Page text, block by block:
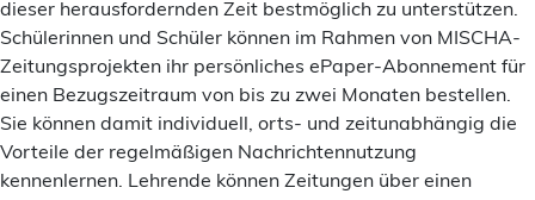
dieser herausfordernden Zeit bestmöglich zu unterstützen.
Schülerinnen und Schüler können im Rahmen von MISCHA-
Zeitungsprojekten ihr persönliches ePaper-Abonnement für
einen Bezugszeitraum von bis zu zwei Monaten bestellen.
Sie können damit individuell, orts- und zeitunabhängig die
Vorteile der regelmäßigen Nachrichtennutzung
kennenlernen. Lehrende können Zeitungen über einen